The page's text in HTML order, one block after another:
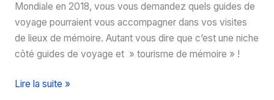
Mondiale en 2018, vous vous demandez quels guides de
voyage pourraient vous accompagner dans vos visites
de lieux de mémoire. Autant vous dire que c’est une niche
côté guides de voyage et » tourisme de mémoire » !
Quels
Lire la suite »